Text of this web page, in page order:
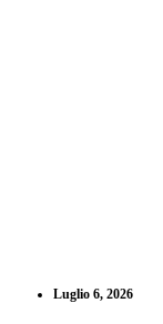
Luglio 6, 2026